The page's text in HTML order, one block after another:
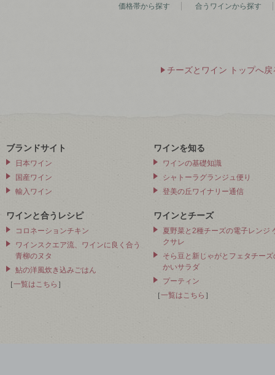
価格帯から探す 合うワインから探す
チーズとワイン トップへ戻
ブランドサイト
日本ワイン
国産ワイン
輸入ワイン
ワインと合うレシピ
コロネーションチキン
ワインスクエア流、ワインに良く合う
青柳のヌタ
鮎の洋風炊き込みごはん
［一覧はこちら ］
ワインを知る
ワインの基礎知識
シャトーラグランジュ便り
登美の丘ワイナリー通信
ワインとチーズ
夏野菜と2種チーズの電子レンジ
クサレ
そら豆と新じゃがとフェタチーズ
かいサラダ
プーティン
［一覧はこちら ］